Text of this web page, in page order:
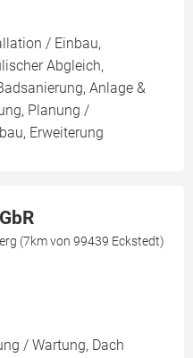
/ Einbau,
Abgleich,
Anlage &
Planung /
Erweiterung
(7km von 99439 Eckstedt)
/ Wartung, Dach